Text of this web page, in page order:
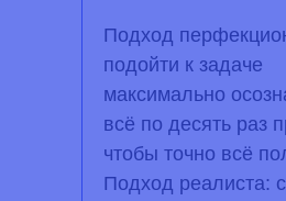
Подход
подойти к задаче
максимально
всё по десять раз
чтобы точно всё
Подход реалиста: